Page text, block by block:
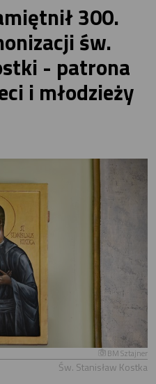
300.
św.
- patrona
i młodzieży
BM Sztajner
Św. Stanisław Kostka